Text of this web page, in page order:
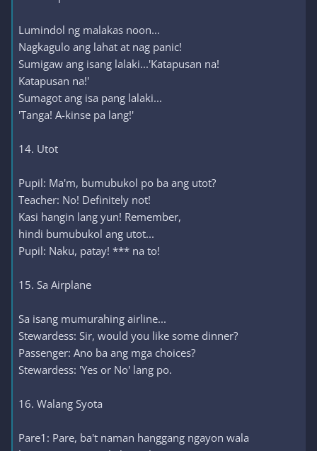
Lumindol ng malakas noon...
Nagkagulo ang lahat at nag panic!
Sumigaw ang isang lalaki...'Katapusan na!
Katapusan na!'
Sumagot ang isa pang lalaki...
'Tanga! A-kinse pa lang!'
14. Utot
Pupil: Ma'm, bumubukol po ba ang utot?
Teacher: No! Definitely not!
Kasi hangin lang yun! Remember,
hindi bumubukol ang utot...
Pupil: Naku, patay! *** na to!
15. Sa Airplane
Sa isang mumurahing airline...
Stewardess: Sir, would you like some dinner?
Passenger: Ano ba ang mga choices?
Stewardess: 'Yes or No' lang po.
16. Walang Syota
Pare1: Pare, ba't naman hanggang ngayon wala